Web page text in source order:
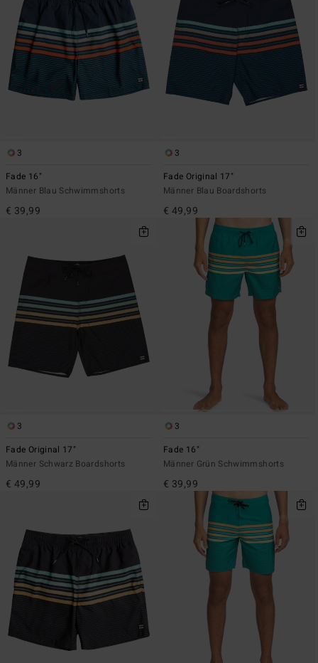
3
Fade 16"
Männer Blau Schwimmshorts
€ 39,99
3
Fade Original 17"
Männer Blau Boardshorts
€ 49,99
3
Fade Original 17"
Männer Schwarz Boardshorts
€ 49,99
3
Fade 16"
Männer Grün Schwimmshorts
€ 39,99